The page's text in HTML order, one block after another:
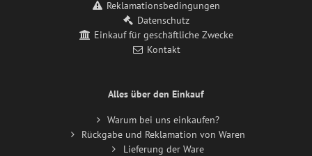
Reklamationsbedingungen
Datenschutz
Einkauf für geschäftliche Zwecke
Kontakt
Alles über den Einkauf
Warum bei uns einkaufen?
Rückgabe und Reklamation von Waren
Lieferung der Ware